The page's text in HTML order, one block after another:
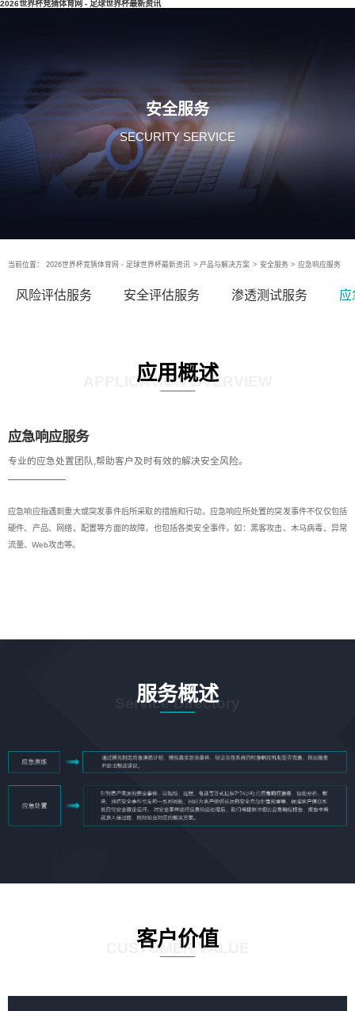
2026世界杯竞猜体育网 - 足球世界杯最新资讯
安全服务
SECURITY SERVICE
当前位置： 2026世界杯竞猜体育网 - 足球世界杯最新资讯 > 产品与解决方案 > 安全服务 > 应急响应服务
风险评估服务 安全评估服务 渗透测试服务 应
应用概述
APPLICATION OVERVIEW
应急响应服务
专业的应急处置团队,帮助客户及时有效的解决安全风险。
应急响应指遇到重大或突发事件后所采取的措施和行动。应急响应所处置的突发事件不仅仅包括
硬件、产品、网络、配置等方面的故障，也包括各类安全事件，如：黑客攻击、木马病毒、异常
流量、Web攻击等。
服务概述
Service Directory
客户价值
CUSTOMER VALUE